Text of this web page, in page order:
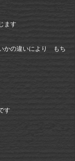
ます
かの違いにより もち
す